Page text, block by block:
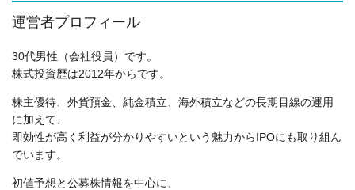
運営者プロフィール
30代男性（会社役員）です。
株式投資歴は2012年からです。
株主優待、外貨預金、純金積立、海外積立などの長期目線の運用
に加えて、
即効性が高く利益が分かりやすいという魅力からIPOにも取り組ん
でいます。
初値予想と公募株情報を中心に、